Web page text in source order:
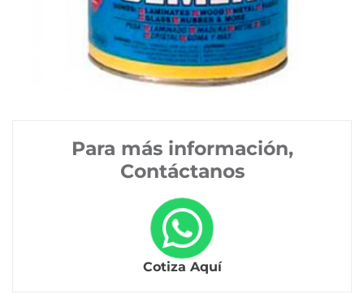
Para más información,
Contáctanos
Cotiza Aquí